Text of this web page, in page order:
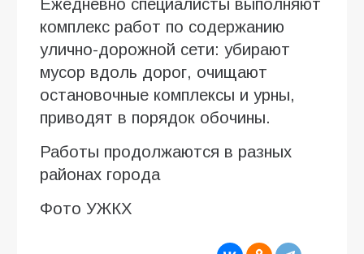
Ежедневно специалисты выполняют
комплекс работ по содержанию
улично-дорожной сети: убирают
мусор вдоль дорог, очищают
остановочные комплексы и урны,
приводят в порядок обочины.
Работы продолжаются в разных
районах города
Фото УЖКХ